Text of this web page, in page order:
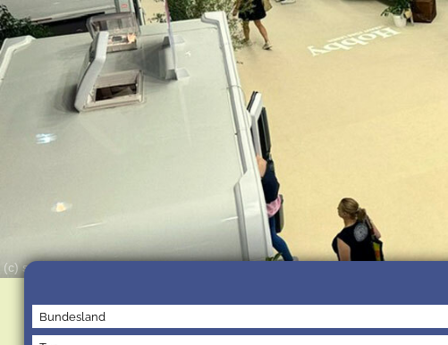
(c) snw/jb